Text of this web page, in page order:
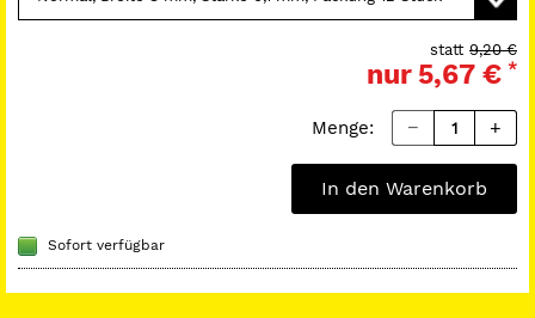
9,20 €
statt
nur 5,67 € *
Menge:
In den Warenkorb
Sofort verfügbar